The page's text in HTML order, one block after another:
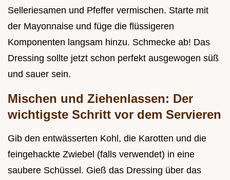
Selleriesamen und Pfeffer vermischen. Starte mit
der Mayonnaise und füge die flüssigeren
Komponenten langsam hinzu. Schmecke ab! Das
Dressing sollte jetzt schon perfekt ausgewogen süß
und sauer sein.
Mischen und Ziehenlassen: Der
wichtigste Schritt vor dem Servieren
Gib den entwässerten Kohl, die Karotten und die
feingehackte Zwiebel (falls verwendet) in eine
saubere Schüssel. Gieß das Dressing über das